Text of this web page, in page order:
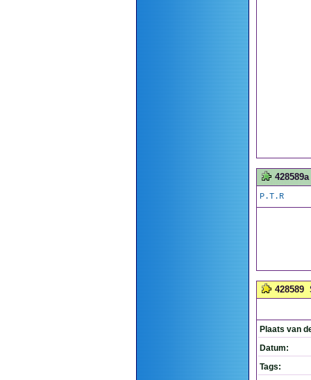
428589a
P.T.R
428589
Plaats van
Datum:
Tags: